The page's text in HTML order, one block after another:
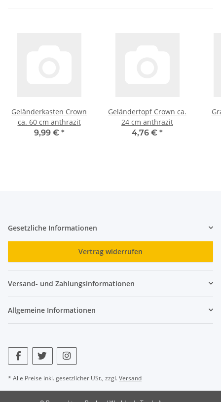
Geländerkasten Crown
ca. 60 cm anthrazit
9,99 € *
Geländertopf Crown ca.
24 cm anthrazit
4,76 € *
Gesetzliche Informationen
Vertrag widerrufen
Versand- und Zahlungsinformationen
Allgemeine Informationen
* Alle Preise inkl. gesetzlicher USt., zzgl.Versand